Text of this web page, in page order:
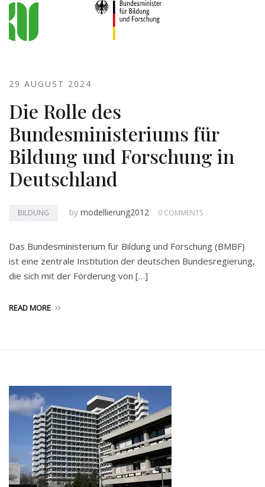
29 AUGUST 2024
Die Rolle des
Bundesministeriums für
Bildung und Forschung in
Deutschland
BILDUNG by modellierung2012 0 COMMENTS
Das Bundesministerium für Bildung und Forschung (BMBF)
ist eine zentrale Institution der deutschen Bundesregierung,
die sich mit der Förderung von […]
READ MORE